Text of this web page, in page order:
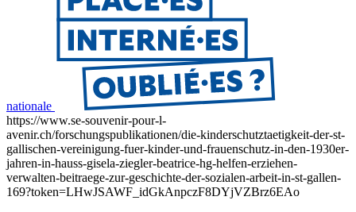
nationale
https://www.se-souvenir-pour-l-
avenir.ch/forschungspublikationen/die-kinderschutztaetigkeit-der-st-
gallischen-vereinigung-fuer-kinder-und-frauenschutz-in-den-1930er-
jahren-in-hauss-gisela-ziegler-beatrice-hg-helfen-erziehen-
verwalten-beitraege-zur-geschichte-der-sozialen-arbeit-in-st-gallen-
169?token=LHwJSAWF_idGkAnpczF8DYjVZBrz6EAo